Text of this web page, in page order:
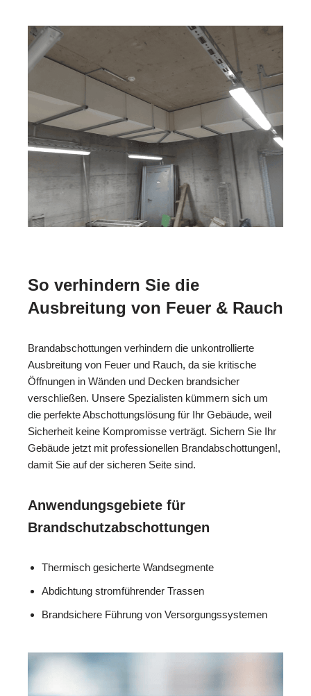
So verhindern Sie die
Ausbreitung von Feuer & Rauch
Brandabschottungen verhindern die unkontrollierte
Ausbreitung von Feuer und Rauch, da sie kritische
Öffnungen in Wänden und Decken brandsicher
verschließen. Unsere Spezialisten kümmern sich um
die perfekte Abschottungslösung für Ihr Gebäude, weil
Sicherheit keine Kompromisse verträgt. Sichern Sie Ihr
Gebäude jetzt mit professionellen Brandabschottungen!,
damit Sie auf der sicheren Seite sind.
Anwendungsgebiete für
Brandschutzabschottungen
Thermisch gesicherte Wandsegmente
Abdichtung stromführender Trassen
Brandsichere Führung von Versorgungssystemen